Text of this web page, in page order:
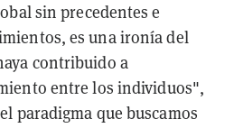
sin precedentes e
es una ironía del
contribuido a
entre los individuos",
paradigma que buscamos